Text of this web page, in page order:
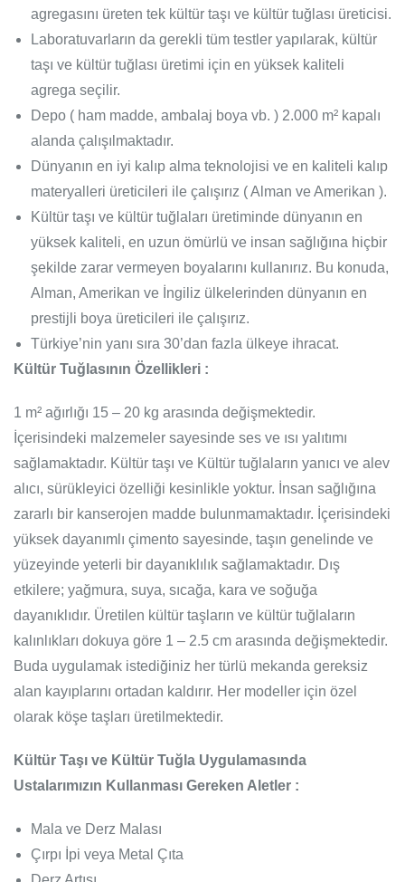
agregasını üreten tek kültür taşı ve kültür tuğlası üreticisi.
Laboratuvarların da gerekli tüm testler yapılarak, kültür
taşı ve kültür tuğlası üretimi için en yüksek kaliteli
agrega seçilir.
Depo ( ham madde, ambalaj boya vb. ) 2.000 m² kapalı
alanda çalışılmaktadır.
Dünyanın en iyi kalıp alma teknolojisi ve en kaliteli kalıp
materyalleri üreticileri ile çalışırız ( Alman ve Amerikan ).
Kültür taşı ve kültür tuğlaları üretiminde dünyanın en
yüksek kaliteli, en uzun ömürlü ve insan sağlığına hiçbir
şekilde zarar vermeyen boyalarını kullanırız. Bu konuda,
Alman, Amerikan ve İngiliz ülkelerinden dünyanın en
prestijli boya üreticileri ile çalışırız.
Türkiye’nin yanı sıra 30’dan fazla ülkeye ihracat.
Kültür Tuğlasının Özellikleri :
1 m² ağırlığı 15 – 20 kg arasında değişmektedir.
İçerisindeki malzemeler sayesinde ses ve ısı yalıtımı
sağlamaktadır. Kültür taşı ve Kültür tuğlaların yanıcı ve alev
alıcı, sürükleyici özelliği kesinlikle yoktur. İnsan sağlığına
zararlı bir kanserojen madde bulunmamaktadır. İçerisindeki
yüksek dayanımlı çimento sayesinde, taşın genelinde ve
yüzeyinde yeterli bir dayanıklılık sağlamaktadır. Dış
etkilere; yağmura, suya, sıcağa, kara ve soğuğa
dayanıklıdır. Üretilen kültür taşların ve kültür tuğlaların
kalınlıkları dokuya göre 1 – 2.5 cm arasında değişmektedir.
Buda uygulamak istediğiniz her türlü mekanda gereksiz
alan kayıplarını ortadan kaldırır. Her modeller için özel
olarak köşe taşları üretilmektedir.
Kültür Taşı ve Kültür Tuğla Uygulamasında
Ustalarımızın Kullanması Gereken Aletler :
Mala ve Derz Malası
Çırpı İpi veya Metal Çıta